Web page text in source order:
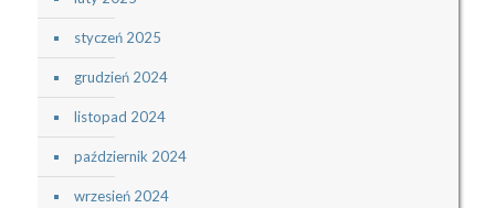
styczeń 2025
grudzień 2024
listopad 2024
październik 2024
wrzesień 2024